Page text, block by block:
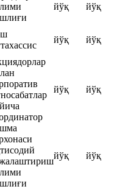
йўқ йўқ
йўқ йўқ
йўқ йўқ
йўқ йўқ